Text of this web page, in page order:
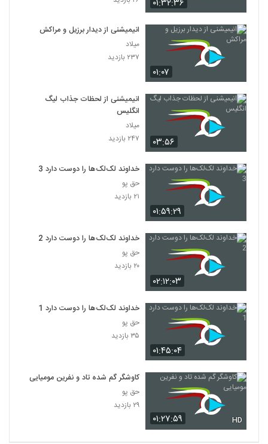
۰۱:۳۲:۳۶
۰۱:۰۷
انیمیشنی از دیدار برزیل و مراکش
میلاد
۲۳۷ بازدید
۰۳:۵۶
انیمیشنی از لحظات جذاب لیگ
انگلیس
میلاد
۲۴۷ بازدید
۰۱:۵۹:۲۹
خداوند لک‌لک‌ها را دوست دارد 3
حق پو
۲۱ بازدید
۰۲:۱۲:۰۳
خداوند لک‌لک‌ها را دوست دارد 2
حق پو
۲۰ بازدید
۰۱:۴۵:۰۴
خداوند لک‌لک‌ها را دوست دارد 1
حق پو
۳۵ بازدید
۰۱:۲۷:۵۹ HD
کاوشگر گم شده تاد و نفرین مومیایی
حق پو
۲۹ بازدید